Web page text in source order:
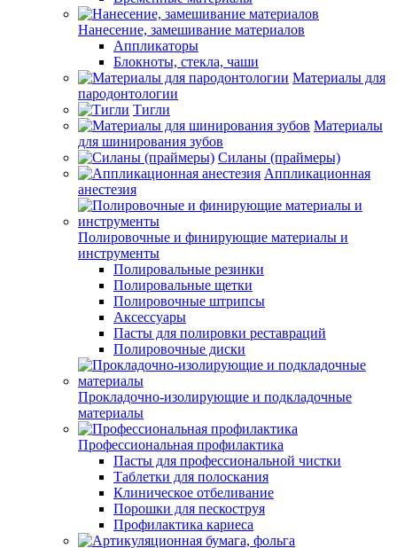
Нанесение, замешивание материалов
Аппликаторы
Блокноты, стекла, чаши
Материалы для
пародонтологии
Тигли
Материалы
для шинирования зубов
Силаны (праймеры)
Аппликационная
анестезия
Полировочные и финирующие материалы и
инструменты
Полировальные резинки
Полировальные щетки
Полировочные штрипсы
Аксессуары
Пасты для полировки реставраций
Полировочные диски
Прокладочно-изолирующие и подкладочные
материалы
Профессиональная профилактика
Пасты для профессиональной чистки
Таблетки для полоскания
Клиническое отбеливание
Порошки для пескоструя
Профилактика кариеса